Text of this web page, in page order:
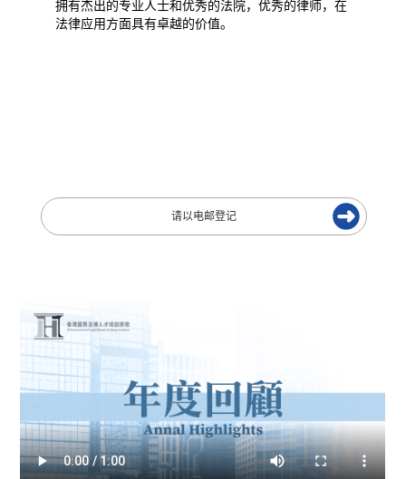
拥有杰出的专业人士和优秀的法院，优秀的律师，在
法律应用方面具有卓越的价值。